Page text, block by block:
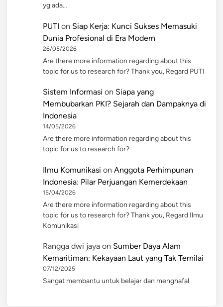
yg ada…
PUTI on Siap Kerja: Kunci Sukses Memasuki
Dunia Profesional di Era Modern
26/05/2026
Are there more information regarding about this
topic for us to research for? Thank you, Regard PUTI
Sistem Informasi on Siapa yang
Membubarkan PKI? Sejarah dan Dampaknya di
Indonesia
14/05/2026
Are there more information regarding about this
topic for us to research for?
Ilmu Komunikasi on Anggota Perhimpunan
Indonesia: Pilar Perjuangan Kemerdekaan
15/04/2026
Are there more information regarding about this
topic for us to research for? Thank you, Regard Ilmu
Komunikasi
Rangga dwi jaya on Sumber Daya Alam
Kemaritiman: Kekayaan Laut yang Tak Ternilai
07/12/2025
Sangat membantu untuk belajar dan menghafal